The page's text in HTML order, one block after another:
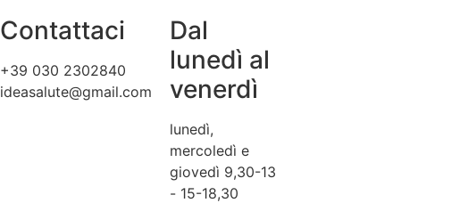
Contattaci
+39 030 2302840
ideasalute@gmail.com
Dal
lunedì al
venerdì
lunedì,
mercoledì e
giovedì 9,30-13
- 15-18,30